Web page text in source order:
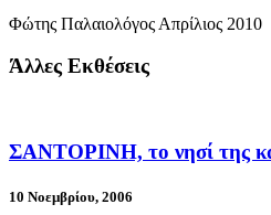
Φώτης Παλαιολόγος Απρίλιος 2010
Άλλες Εκθέσεις
ΣANTOΡΙΝΗ, το νησί της
10 Νοεμβρίου, 2006